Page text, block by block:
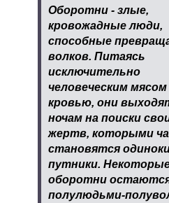
Оборотни - злые,
кровожадные люди,
способные
волков. Питаясь
исключительно
человеческим мясом
кровью, они
ночам на поиски
жертв, которыми
становятся
путники.
оборотни
полулюдьми-